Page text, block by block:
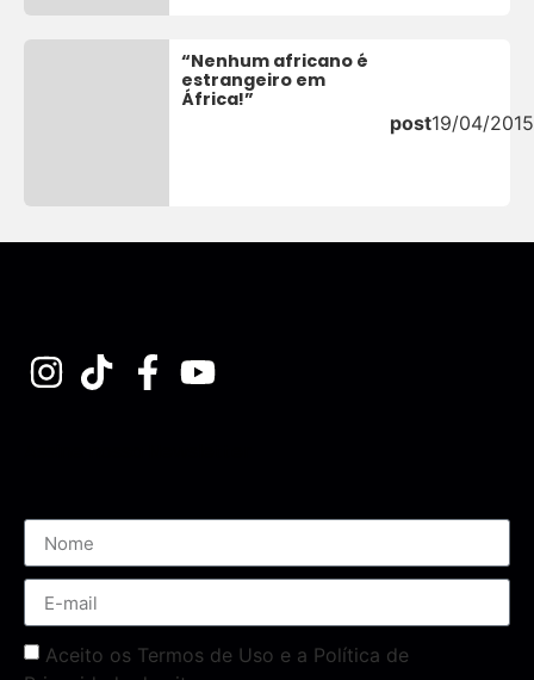
“Nenhum africano é
estrangeiro em
África!”
post19/04/2015
Aceito os Termos de Uso e a Política de